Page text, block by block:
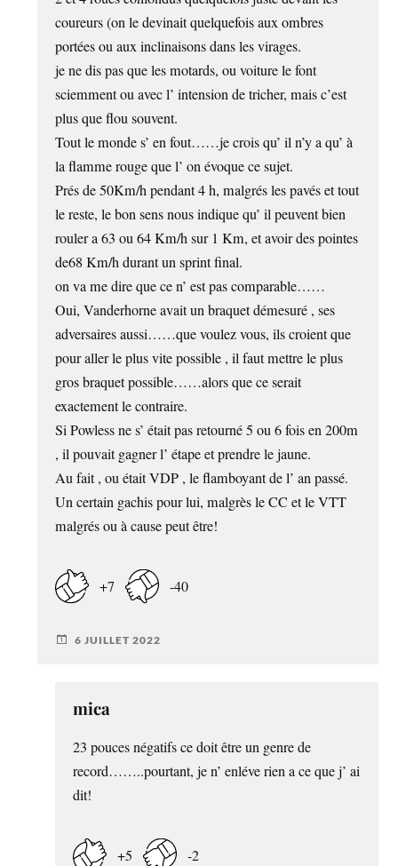
coureurs (on le devinait quelquefois aux ombres
portées ou aux inclinaisons dans les virages.
je ne dis pas que les motards, ou voiture le font
sciemment ou avec l’ intension de tricher, mais c’est
plus que flou souvent.
Tout le monde s’ en fout……je crois qu’ il n’y a qu’ à
la flamme rouge que l’ on évoque ce sujet.
Prés de 50Km/h pendant 4 h, malgrés les pavés et tout
le reste, le bon sens nous indique qu’ il peuvent bien
rouler a 63 ou 64 Km/h sur 1 Km, et avoir des pointes
de68 Km/h durant un sprint final.
on va me dire que ce n’ est pas comparable……
Oui, Vanderhorne avait un braquet démesuré , ses
adversaires aussi……que voulez vous, ils croient que
pour aller le plus vite possible , il faut mettre le plus
gros braquet possible……alors que ce serait
exactement le contraire.
Si Powless ne s’ était pas retourné 5 ou 6 fois en 200m
, il pouvait gagner l’ étape et prendre le jaune.
Au fait , ou était VDP , le flamboyant de l’ an passé.
Un certain gachis pour lui, malgrès le CC et le VTT
malgrés ou à cause peut être!
+7 -40
6 JUILLET 2022
mica
23 pouces négatifs ce doit être un genre de
record……..pourtant, je n’ enléve rien a ce que j’ ai
dit!
+5 -2